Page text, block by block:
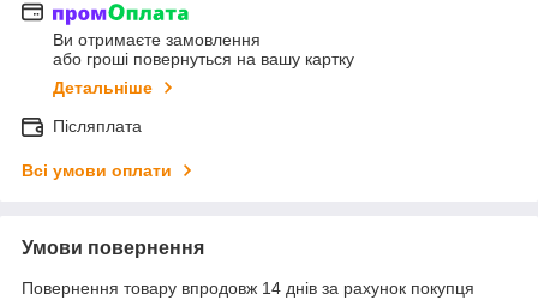
Ви отримаєте замовлення
або гроші повернуться на вашу картку
Детальніше
Післяплата
Всі умови оплати
Умови повернення
Повернення товару впродовж 14 днів за рахунок покупця